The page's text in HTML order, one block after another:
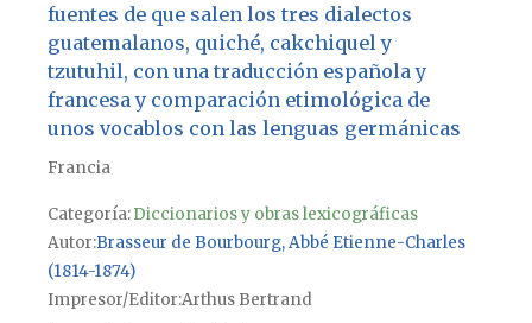
fuentes de que salen los tres dialectos
guatemalanos, quiché, cakchiquel y
tzutuhil, con una traducción española y
francesa y comparación etimológica de
unos vocablos con las lenguas germánicas
Francia
Categoría:Diccionarios y obras lexicográficas
Autor Brasseur de Bourbourg, Abbé Etienne-Charles
(1814-1874)
Impresor/Editor Arthus Bertrand